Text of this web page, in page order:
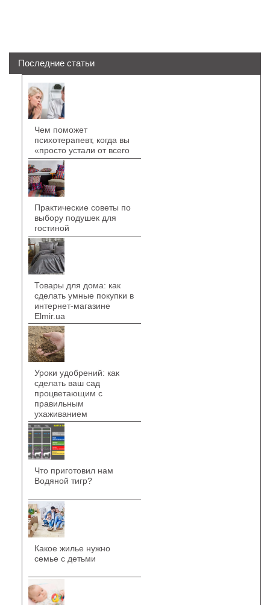
Последние статьи
Чем поможет
психотерапевт, когда вы
«просто устали от всего
Практические советы по
выбору подушек для
гостиной
Товары для дома: как
сделать умные покупки в
интернет-магазине
Elmir.ua
Уроки удобрений: как
сделать ваш сад
процветающим с
правильным
ухаживанием
Что приготовил нам
Водяной тигр?
Какое жилье нужно
семье с детьми